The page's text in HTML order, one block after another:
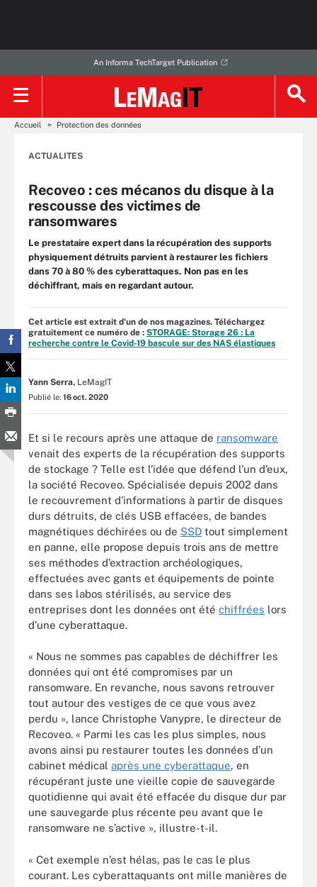
An Informa TechTarget Publication
Accueil Protection des données
ACTUALITES
Recoveo : ces mécanos du disque à la
rescousse des victimes de
ransomwares
Le prestataire expert dans la récupération des supports
physiquement détruits parvient à restaurer les fichiers
dans 70 à 80 % des cyberattaques. Non pas en les
déchiffrant, mais en regardant autour.
Cet article est extrait d'un de nos magazines. Téléchargez
gratuitement ce numéro de : STORAGE: Storage 26 : La
recherche contre le Covid-19 bascule sur des NAS élastiques
Yann Serra, LeMagIT
Publié le: 16 oct. 2020
Et si le recours après une attaque de ransomware
venait des experts de la récupération des supports
de stockage ? Telle est l’idée que défend l’un d’eux,
la société Recoveo. Spécialisée depuis 2002 dans
le recouvrement d’informations à partir de disques
durs détruits, de clés USB effacées, de bandes
magnétiques déchirées ou de SSD tout simplement
en panne, elle propose depuis trois ans de mettre
ses méthodes d’extraction archéologiques,
effectuées avec gants et équipements de pointe
dans ses labos stérilisés, au service des
entreprises dont les données ont été chiffrées lors
d’une cyberattaque.
« Nous ne sommes pas capables de déchiffrer les
données qui ont été compromises par un
ransomware. En revanche, nous savons retrouver
tout autour des vestiges de ce que vous avez
perdu », lance Christophe Vanypre, le directeur de
Recoveo. « Parmi les cas les plus simples, nous
avons ainsi pu restaurer toutes les données d’un
cabinet médical après une cyberattaque, en
récupérant juste une vieille copie de sauvegarde
quotidienne qui avait été effacée du disque dur par
une sauvegarde plus récente peu avant que le
ransomware ne s’active », illustre-t-il.
« Cet exemple n’est hélas, pas le cas le plus
courant. Les cyberattaquants ont mille manières de